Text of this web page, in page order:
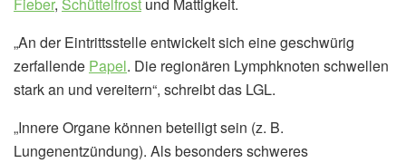
„An der Eintrittsstelle entwickelt sich eine geschwürig
zerfallende Papel. Die regionären Lymphknoten schwellen
stark an und vereitern“, schreibt das LGL.
„Innere Organe können beteiligt sein (z. B.
Lungenentzündung). Als besonders schweres